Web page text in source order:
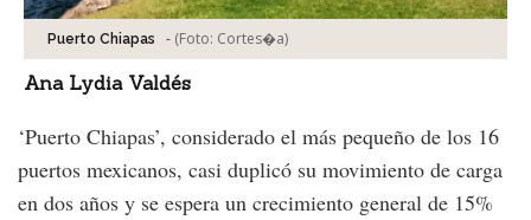
Puerto Chiapas - (Foto: Cortes�a)
Ana Lydia Valdés
‘Puerto Chiapas’, considerado el más pequeño de los 16
puertos mexicanos, casi duplicó su movimiento de carga
en dos años y se espera un crecimiento general de 15%